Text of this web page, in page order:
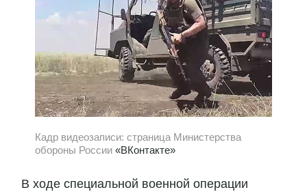
Кадр видеозаписи: страница Министерства
обороны России «ВКонтакте»
В ходе специальной военной операции